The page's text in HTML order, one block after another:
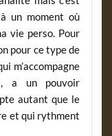
un moment où
vie perso. Pour
pour ce type de
m’accompagne
a un pouvoir
autant que le
et qui rythment